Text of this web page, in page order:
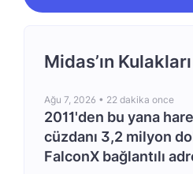
Midas’ın Kulakları
Ağu 7, 2026 • 22 dakika once
2011'den bu yana
cüzdanı 3,2 milyon
FalconX bağlantılı